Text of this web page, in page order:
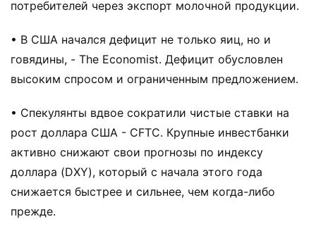
потребителей через экспорт молочной продукции.
• В США начался дефицит не только яиц, но и
говядины, - The Economist. Дефицит обусловлен
высоким спросом и ограниченным предложением.
• Спекулянты вдвое сократили чистые ставки на
рост доллара США - CFTC. Крупные инвестбанки
активно снижают свои прогнозы по индексу
доллара (DXY), который с начала этого года
снижается быстрее и сильнее, чем когда-либо
прежде.